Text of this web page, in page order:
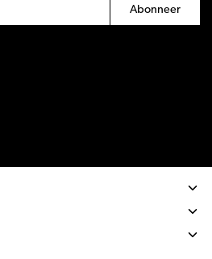
Abonneer